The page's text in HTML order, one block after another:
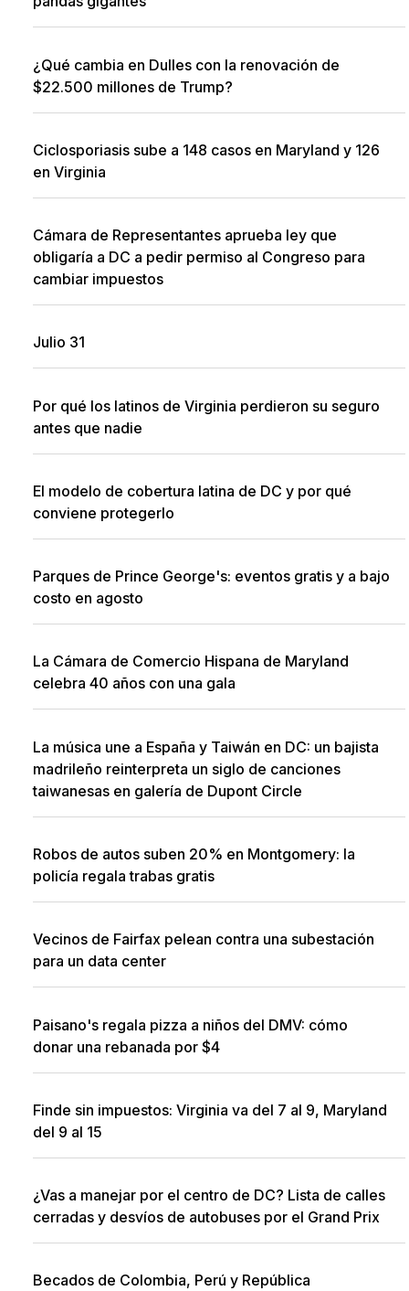
¿Qué cambia en Dulles con la renovación de
$22.500 millones de Trump?
Ciclosporiasis sube a 148 casos en Maryland y 126
en Virginia
Cámara de Representantes aprueba ley que
obligaría a DC a pedir permiso al Congreso para
cambiar impuestos
Julio 31
Por qué los latinos de Virginia perdieron su seguro
antes que nadie
El modelo de cobertura latina de DC y por qué
conviene protegerlo
Parques de Prince George's: eventos gratis y a bajo
costo en agosto
La Cámara de Comercio Hispana de Maryland
celebra 40 años con una gala
La música une a España y Taiwán en DC: un bajista
madrileño reinterpreta un siglo de canciones
taiwanesas en galería de Dupont Circle
Robos de autos suben 20% en Montgomery: la
policía regala trabas gratis
Vecinos de Fairfax pelean contra una subestación
para un data center
Paisano's regala pizza a niños del DMV: cómo
donar una rebanada por $4
Finde sin impuestos: Virginia va del 7 al 9, Maryland
del 9 al 15
¿Vas a manejar por el centro de DC? Lista de calles
cerradas y desvíos de autobuses por el Grand Prix
Becados de Colombia, Perú y República